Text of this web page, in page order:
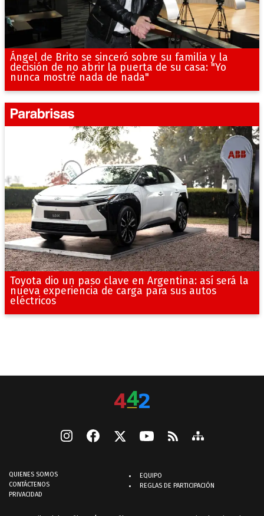
Ángel de Brito se sinceró sobre su familia y la
decisión de no abrir la puerta de su casa: "Yo
nunca mostré nada de nada"
Toyota dio un paso clave en Argentina: así será la
nueva experiencia de carga para sus autos
eléctricos
QUIENES SOMOS
CONTÁCTENOS
PRIVACIDAD
EQUIPO
REGLAS DE PARTICIPACIÓN